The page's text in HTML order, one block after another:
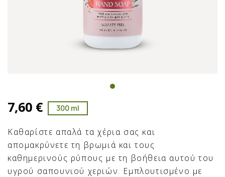
7,60 € 300 ml
Καθαρίστε απαλά τα χέρια σας και
απομακρύνετε τη βρωμιά και τους
καθημερινούς ρύπους με τη βοήθεια αυτού του
υγρού σαπουνιού χεριών. Εμπλουτισμένο με